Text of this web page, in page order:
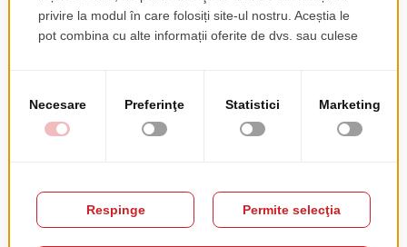
pret de lista
176.00 EUR+ TVA
pret de lista
387.60 EUR+ TVA
pret de lista
314.19 EUR+ TVA